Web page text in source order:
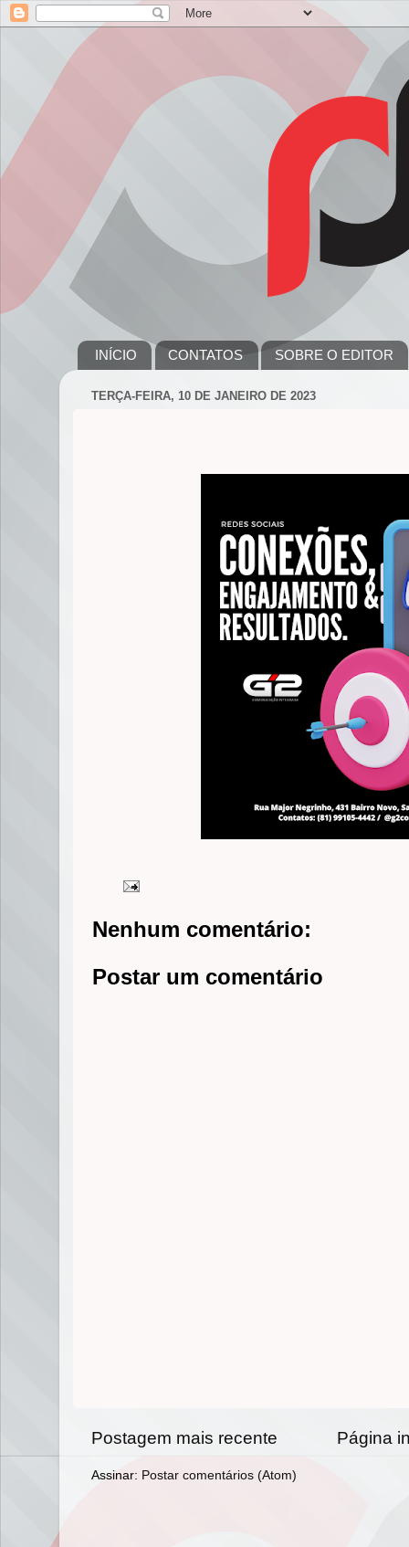
INÍCIO CONTATOS SOBRE O EDITOR
TERÇA-FEIRA, 10 DE JANEIRO DE 2023
Nenhum comentário:
Postar um comentário
Postagem mais recente Página
Assinar: Postar comentários (Atom)